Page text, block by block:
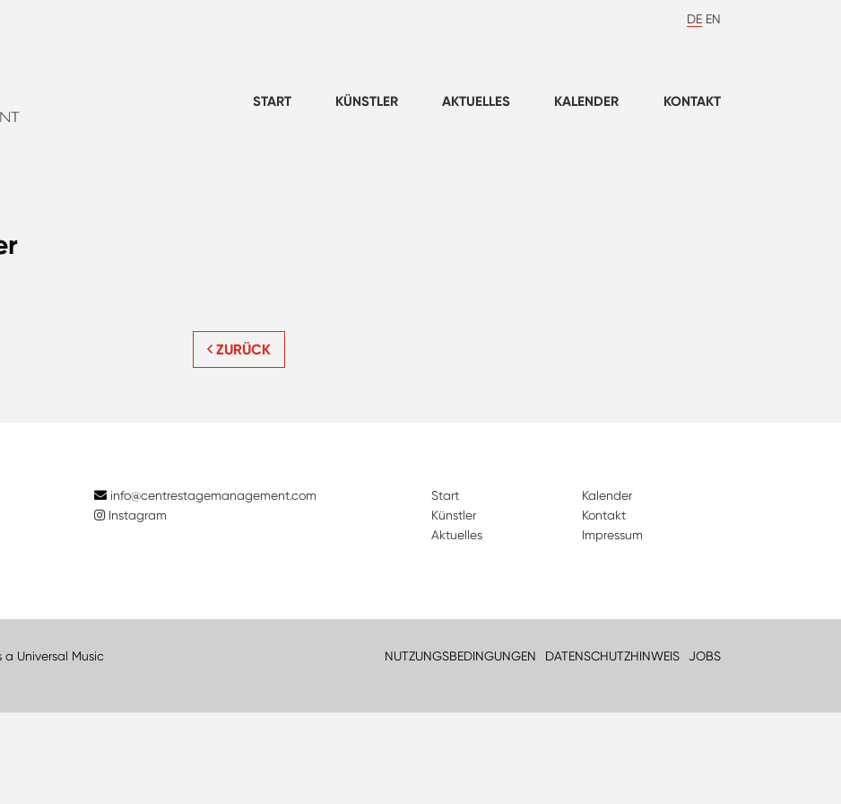
DE EN
START KÜNSTLER AKTUELLES KALENDER KONTAKT
ZURÜCK
info@centrestagemanagement.com
Instagram
Start
Künstler
Aktuelles
Kalender
Kontakt
Impressum
a Universal Music
NUTZUNGSBEDINGUNGEN DATENSCHUTZHINWEIS JOBS